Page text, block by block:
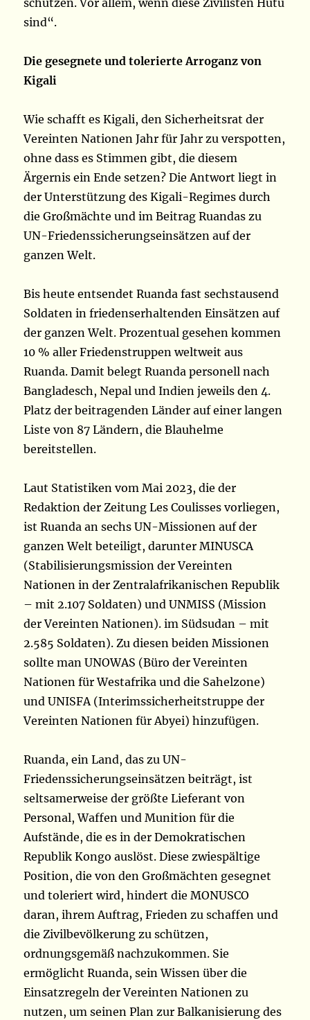
schützen. Vor allem, wenn diese Zivilisten Hutu
sind“.
Die gesegnete und tolerierte Arroganz von
Kigali
Wie schafft es Kigali, den Sicherheitsrat der
Vereinten Nationen Jahr für Jahr zu verspotten,
ohne dass es Stimmen gibt, die diesem
Ärgernis ein Ende setzen? Die Antwort liegt in
der Unterstützung des Kigali-Regimes durch
die Großmächte und im Beitrag Ruandas zu
UN-Friedenssicherungseinsätzen auf der
ganzen Welt.
Bis heute entsendet Ruanda fast sechstausend
Soldaten in friedenserhaltenden Einsätzen auf
der ganzen Welt. Prozentual gesehen kommen
10 % aller Friedenstruppen weltweit aus
Ruanda. Damit belegt Ruanda personell nach
Bangladesch, Nepal und Indien jeweils den 4.
Platz der beitragenden Länder auf einer langen
Liste von 87 Ländern, die Blauhelme
bereitstellen.
Laut Statistiken vom Mai 2023, die der
Redaktion der Zeitung Les Coulisses vorliegen,
ist Ruanda an sechs UN-Missionen auf der
ganzen Welt beteiligt, darunter MINUSCA
(Stabilisierungsmission der Vereinten
Nationen in der Zentralafrikanischen Republik
– mit 2.107 Soldaten) und UNMISS (Mission
der Vereinten Nationen). im Südsudan – mit
2.585 Soldaten). Zu diesen beiden Missionen
sollte man UNOWAS (Büro der Vereinten
Nationen für Westafrika und die Sahelzone)
und UNISFA (Interimssicherheitstruppe der
Vereinten Nationen für Abyei) hinzufügen.
Ruanda, ein Land, das zu UN-
Friedenssicherungseinsätzen beiträgt, ist
seltsamerweise der größte Lieferant von
Personal, Waffen und Munition für die
Aufstände, die es in der Demokratischen
Republik Kongo auslöst. Diese zwiespältige
Position, die von den Großmächten gesegnet
und toleriert wird, hindert die MONUSCO
daran, ihrem Auftrag, Frieden zu schaffen und
die Zivilbevölkerung zu schützen,
ordnungsgemäß nachzukommen. Sie
ermöglicht Ruanda, sein Wissen über die
Einsatzregeln der Vereinten Nationen zu
nutzen, um seinen Plan zur Balkanisierung des